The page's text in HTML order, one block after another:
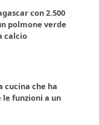
con 2.500
polmone verde
calcio
cucina che ha
funzioni a un